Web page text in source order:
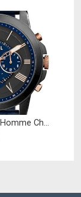
Montre Fossil Homme Chronographe Quartz avec Bracelet en Cuir FS5061